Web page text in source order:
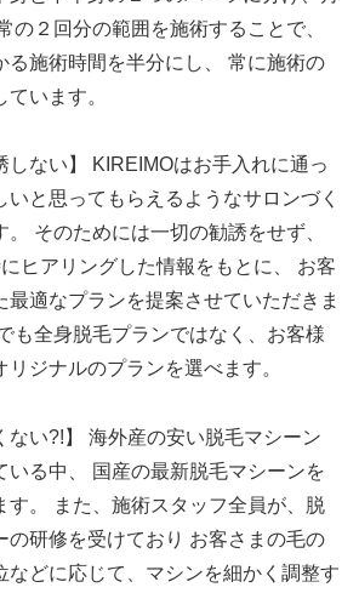
の２回分の範囲を施術することで、
る施術時間を半分にし、 常に施術の
います。
しない】 KIREIMOはお手入れに通っ
いと思ってもらえるようなサロンづく
。 そのためには一切の勧誘をせず、
ヒアリングした情報をもとに、 お客
最適なプランを提案させていただきま
も全身脱毛プランではなく、お客様
ジナルのプランを選べます。
ない?!】 海外産の安い脱毛マシーン
いる中、 国産の最新脱毛マシーンを
す。 また、施術スタッフ全員が、脱
の研修を受けており お客さまの毛の
などに応じて、マシンを細かく調整す